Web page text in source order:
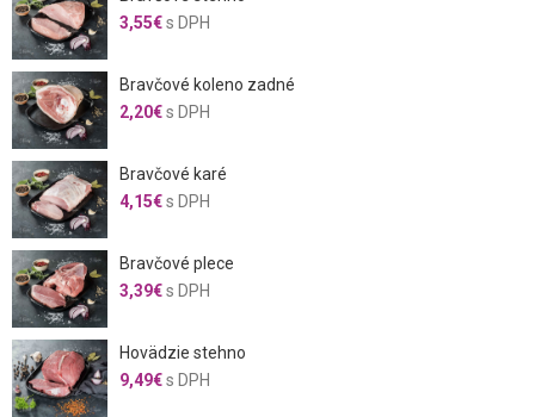
3,55€s DPH
Bravčové koleno zadné
2,20€s DPH
Bravčové karé
4,15€s DPH
Bravčové plece
3,39€s DPH
Hovädzie stehno
9,49€s DPH